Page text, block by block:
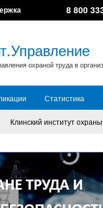
8 800
охраной труда в
Статистика
Клинский институт